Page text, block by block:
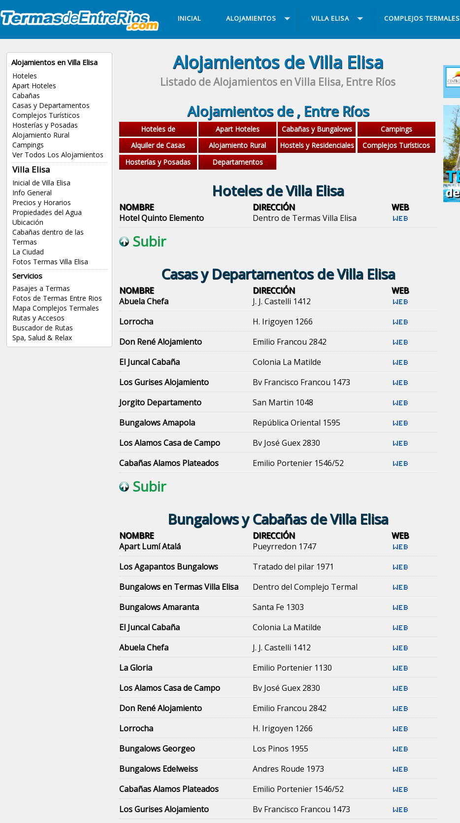
INICIAL ALOJAMIENTOS VILLA ELISA COMPLEJOS TERMALES
Alojamientos en Villa Elisa
Hoteles
Apart Hoteles
Cabañas
Casas y Departamentos
Complejos Turísticos
Hosterías y Posadas
Alojamiento Rural
Campings
Ver Todos Los Alojamientos
Villa Elisa
Inicial de Villa Elisa
Info General
Precios y Horarios
Propiedades del Agua
Ubicación
Cabañas dentro de las
Termas
La Ciudad
Fotos Termas Villa Elisa
Servicios
Pasajes a Termas
Fotos de Termas Entre Rios
Mapa Complejos Termales
Rutas y Accesos
Buscador de Rutas
Spa, Salud & Relax
Alojamientos de Villa Elisa
Listado de Alojamientos en Villa Elisa, Entre Ríos
Alojamientos de , Entre Ríos
Hoteles de Apart Hoteles Cabañas y Bungalows
Campings
Alquiler de Casas
Alojamiento Rural Hostels y Residenciales
Complejos Turísticos
Hosterías y Posadas
Departamentos
Hoteles de Villa Elisa
NOMBRE DIRECCIÓN
WEB
Hotel Quinto Elemento
Dentro de Termas Villa Elisa
Subir
Casas y Departamentos de Villa Elisa
NOMBRE DIRECCIÓN
WEB
Abuela Chefa
J. J. Castelli 1412
Lorrocha
H. Irigoyen 1266
Don René Alojamiento
Emilio Francou 2842
El Juncal Cabaña
Colonia La Matilde
Los Gurises Alojamiento
Bv Francisco Francou 1473
Jorgito Departamento
San Martin 1048
Bungalows Amapola
República Oriental 1595
Los Alamos Casa de Campo
Bv José Guex 2830
Cabañas Alamos Plateados
Emilio Portenier 1546/52
Subir
Bungalows y Cabañas de Villa Elisa
NOMBRE DIRECCIÓN
WEB
Apart Lumí Atalá
Pueyrredon 1747
Los Agapantos Bungalows
Tratado del pilar 1971
Bungalows en Termas Villa Elisa
Dentro del Complejo Termal
Bungalows Amaranta
Santa Fe 1303
El Juncal Cabaña
Colonia La Matilde
Abuela Chefa
J. J. Castelli 1412
La Gloria
Emilio Portenier 1130
Los Alamos Casa de Campo
Bv José Guex 2830
Don René Alojamiento
Emilio Francou 2842
Lorrocha
H. Irigoyen 1266
Bungalows Georgeo
Los Pinos 1955
Bungalows Edelweiss
Andres Roude 1973
Cabañas Alamos Plateados
Emilio Portenier 1546/52
Los Gurises Alojamiento
Bv Francisco Francou 1473